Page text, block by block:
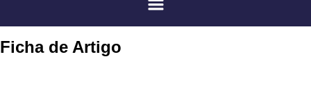
Ficha de Artigo